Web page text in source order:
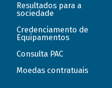
Resultados para a
sociedade
Credenciamento de
Equipamentos
Consulta PAC
Moedas contratuais